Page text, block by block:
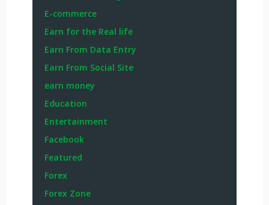
E-commerce
Earn for the Real life
Earn From Data Entry
Earn From Social Site
earn money
Education
Entertainment
Facebook
Featured
Forex
Forex Zone